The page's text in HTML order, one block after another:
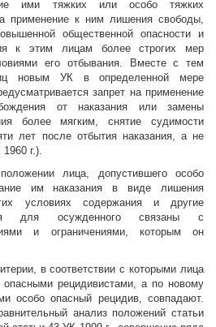
ими тяжких или особо тяжких
применение к ним лишения свободы,
общественной опасности и
к этим лицам более строгих мер
его отбывания. Вместе с тем
новым УК в определенной мере
запрет на применение
от наказания или замены
более мягким, снятие судимости
лет после отбытия наказания, а не
г.).
лица, допустившего особо
им наказания в виде лишения
условиях содержания и другие
для осужденного связаны с
и ограничениями, которым он
в соответствии с которыми лица
опасными рецидивистами, а по новому
особо опасный рецидив, совпадают.
анализ положений статьи